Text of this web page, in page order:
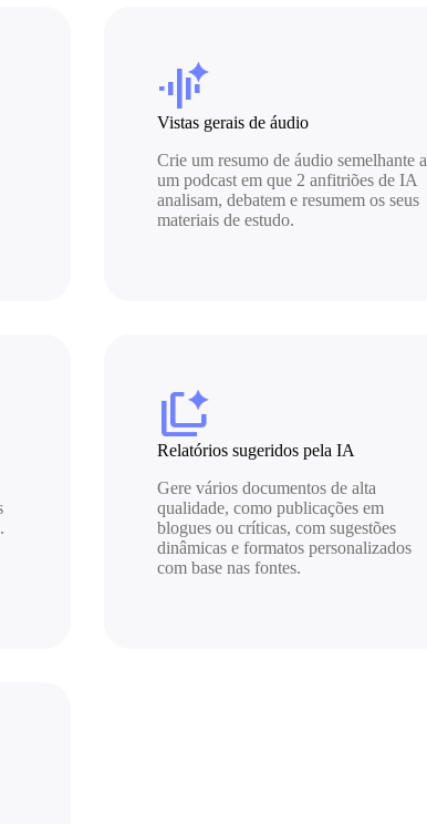
audio_magic_eraser
Vistas gerais de áudio
Crie um resumo de áudio semelhante a
um podcast em que 2 anfitriões de IA
analisam, debatem e resumem os seus
materiais de estudo.
auto_tab_group
Relatórios sugeridos pela IA
Gere vários documentos de alta
qualidade, como publicações em
blogues ou críticas, com sugestões
dinâmicas e formatos personalizados
com base nas fontes.